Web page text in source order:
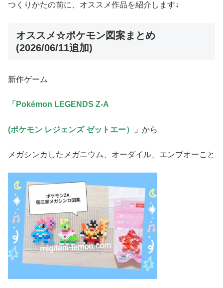
つくりかたの前に、オススメ作品を紹介します↓
オススメ☆ポケモン図案まとめ
(2026/06/11追加)
新作ゲーム
「Pokémon LEGENDS Z-A
(ポケモン レジェンズ ゼットエー）」 から
メガシンカしたメガニウム、オーダイル、エンブオーこと